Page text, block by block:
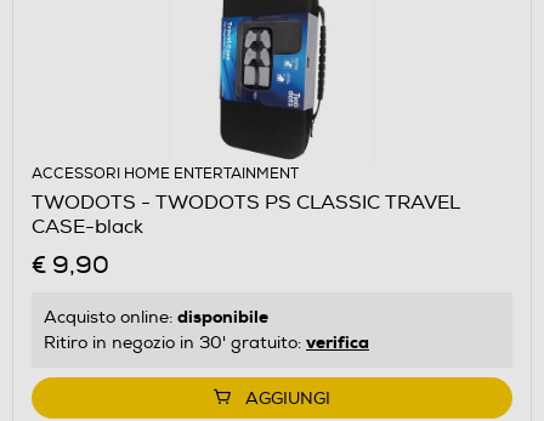
ACCESSORI HOME ENTERTAINMENT
TWODOTS - TWODOTS PS CLASSIC TRAVEL
CASE-black
€ 9,90
Acquisto online: disponibile
Ritiro in negozio in 30' gratuito: verifica
AGGIUNGI